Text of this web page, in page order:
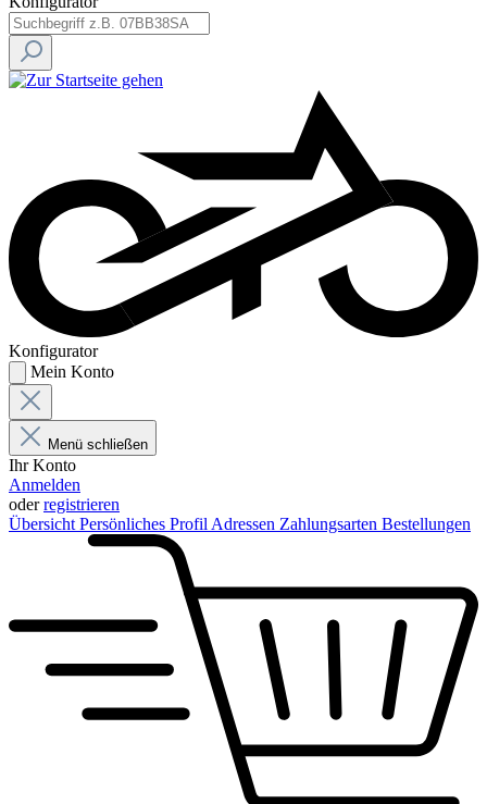
Konfigurator
Mein Konto
Menü schließen
Ihr Konto
Anmelden
oderregistrieren
Übersicht Persönliches Profil Adressen Zahlungsarten Bestellungen